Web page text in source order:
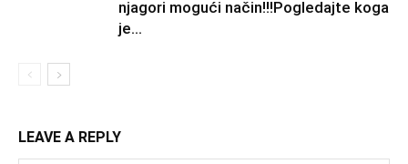
njagori mogući način!!!Pogledajte koga
je...
LEAVE A REPLY